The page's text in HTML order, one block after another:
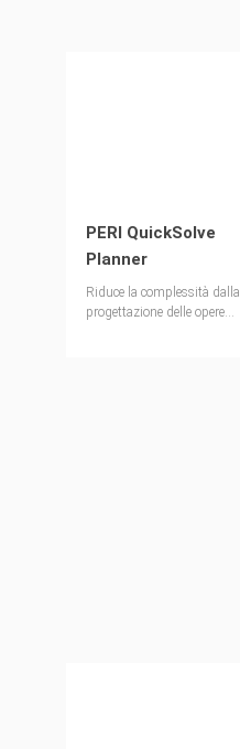
PERI QuickSolve
Planner
Riduce la complessità dalla
progettazione delle opere